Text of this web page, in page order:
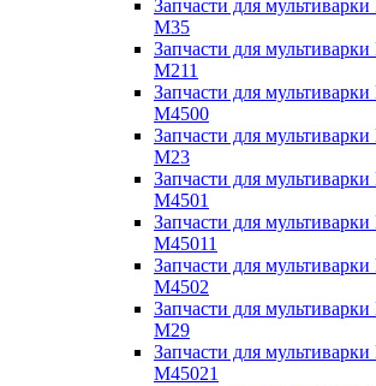
Запчасти для
M35
Запчасти для
M211
Запчасти для
M4500
Запчасти для
M23
Запчасти для
M4501
Запчасти для
M45011
Запчасти для
M4502
Запчасти для
M29
Запчасти для
M45021